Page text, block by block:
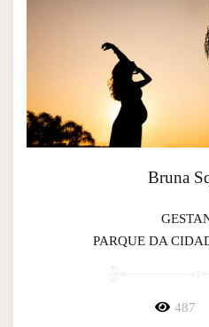
Bruna
PARQUE DA
487